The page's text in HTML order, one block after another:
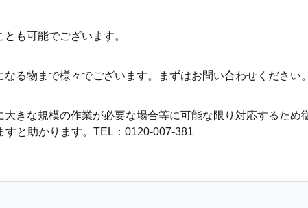
も可能でございます。
る物まで様々でございます。まずはお問い合わせください
きな規模の作業が必要な場合等に可能な限り対応するた
と助かります。TEL：0120-007-381